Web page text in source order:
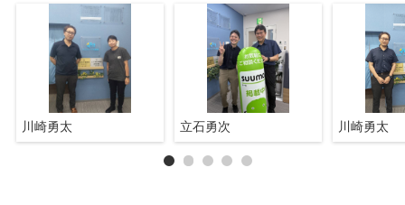
川崎勇太 立石勇次 川崎勇太